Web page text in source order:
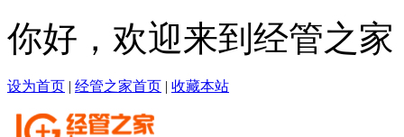
你好，欢迎来到经管之家
设为首页 | 经管之家首页 | 收藏本站